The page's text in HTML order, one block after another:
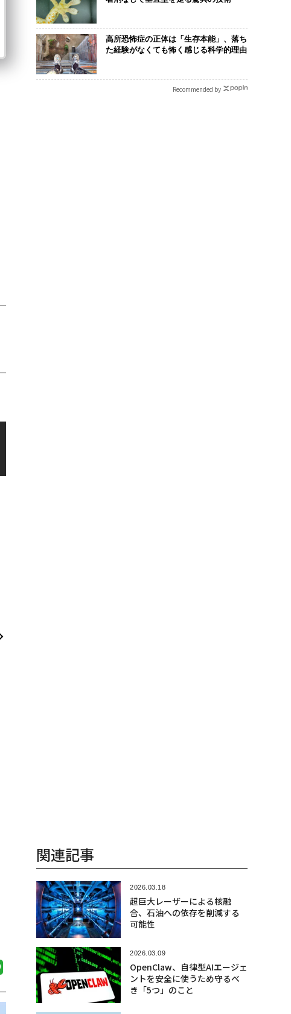
高所恐怖症の正体は「生存本能」、落ち
た経験がなくても怖く感じる科学的理由
Recommended by
関連記事
2026.03.18
超巨大レーザーによる核融
合、石油への依存を削減する
可能性
2026.03.09
OpenClaw、自律型AIエージェ
ントを安全に使うため守るべ
き「5つ」のこと